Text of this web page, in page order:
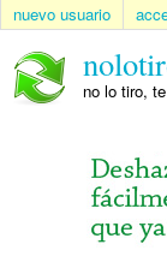
nuevo usuario
no lo tiro,